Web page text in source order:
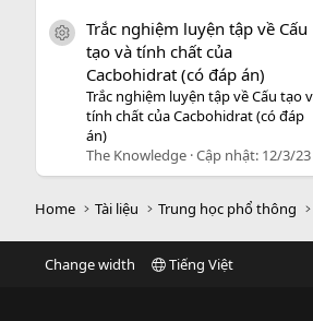
icon tài liệu
Trắc nghiệm luyện tập về Cấu
tạo và tính chất của
Cacbohidrat (có đáp án)
Trắc nghiệm luyện tập về Cấu tạo
tính chất của Cacbohidrat (có đáp
án)
The Knowledge Cập nhật: 12/3/23
Home Tài liệu Trung học phổ thông
Change width Tiếng Việt